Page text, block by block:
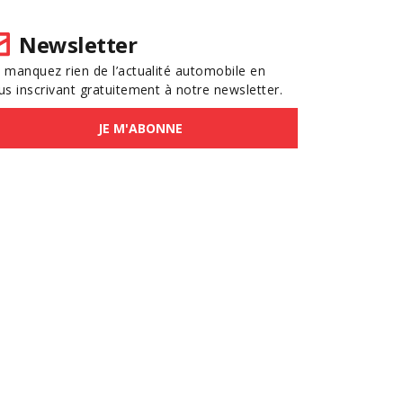
Newsletter
manquez rien de l’actualité automobile en
inscrivant gratuitement à notre newsletter.
JE M'ABONNE